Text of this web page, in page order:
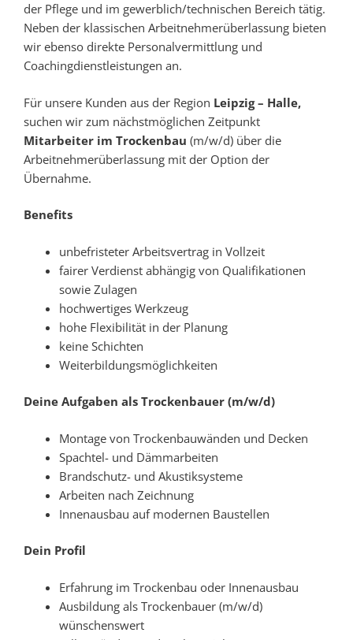
der Pflege und im gewerblich/technischen Bereich tätig.
Neben der klassischen Arbeitnehmerüberlassung bieten
wir ebenso direkte Personalvermittlung und
Coachingdienstleistungen an.
Für unsere Kunden aus der Region Leipzig – Halle,
suchen wir zum nächstmöglichen Zeitpunkt
Mitarbeiter im Trockenbau (m/w/d) über die
Arbeitnehmerüberlassung mit der Option der
Übernahme.
Benefits
unbefristeter Arbeitsvertrag in Vollzeit
fairer Verdienst abhängig von Qualifikationen
sowie Zulagen
hochwertiges Werkzeug
hohe Flexibilität in der Planung
keine Schichten
Weiterbildungsmöglichkeiten
Deine Aufgaben als Trockenbauer (m/w/d)
Montage von Trockenbauwänden und Decken
Spachtel- und Dämmarbeiten
Brandschutz- und Akustiksysteme
Arbeiten nach Zeichnung
Innenausbau auf modernen Baustellen
Dein Profil
Erfahrung im Trockenbau oder Innenausbau
Ausbildung als Trockenbauer (m/w/d)
wünschenswert